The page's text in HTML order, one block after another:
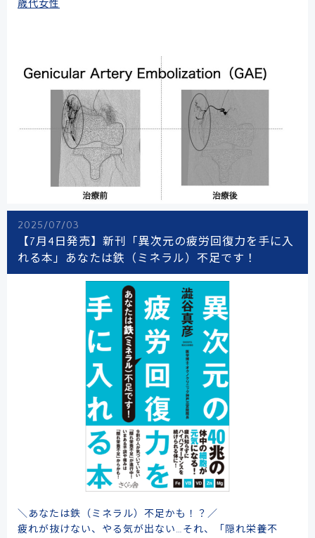
歳代女性
2025/07/03
【7月4日発売】新刊「異次元の疲労回復力を手に入
れる本」あなたは鉄（ミネラル）不足です！
＼あなたは鉄（ミネラル）不足かも！？／
疲れが抜けない、やる気が出ない…それ、「隠れ栄養不